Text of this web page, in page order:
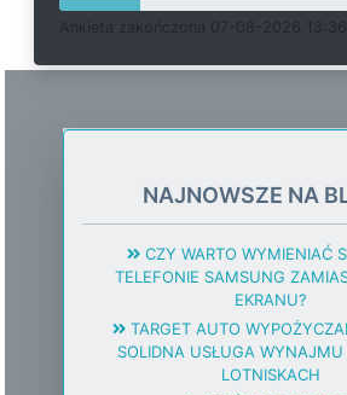
Ankieta a a 07-08-2026
NAJNOWSZE NA
CZY WARTO WYMIENIAĆ
TELEFONIE SAMSUNG
EKRANU?
TARGET AUTO
SOLIDNA USŁUGA WYNAJMU
LOTNISKACH